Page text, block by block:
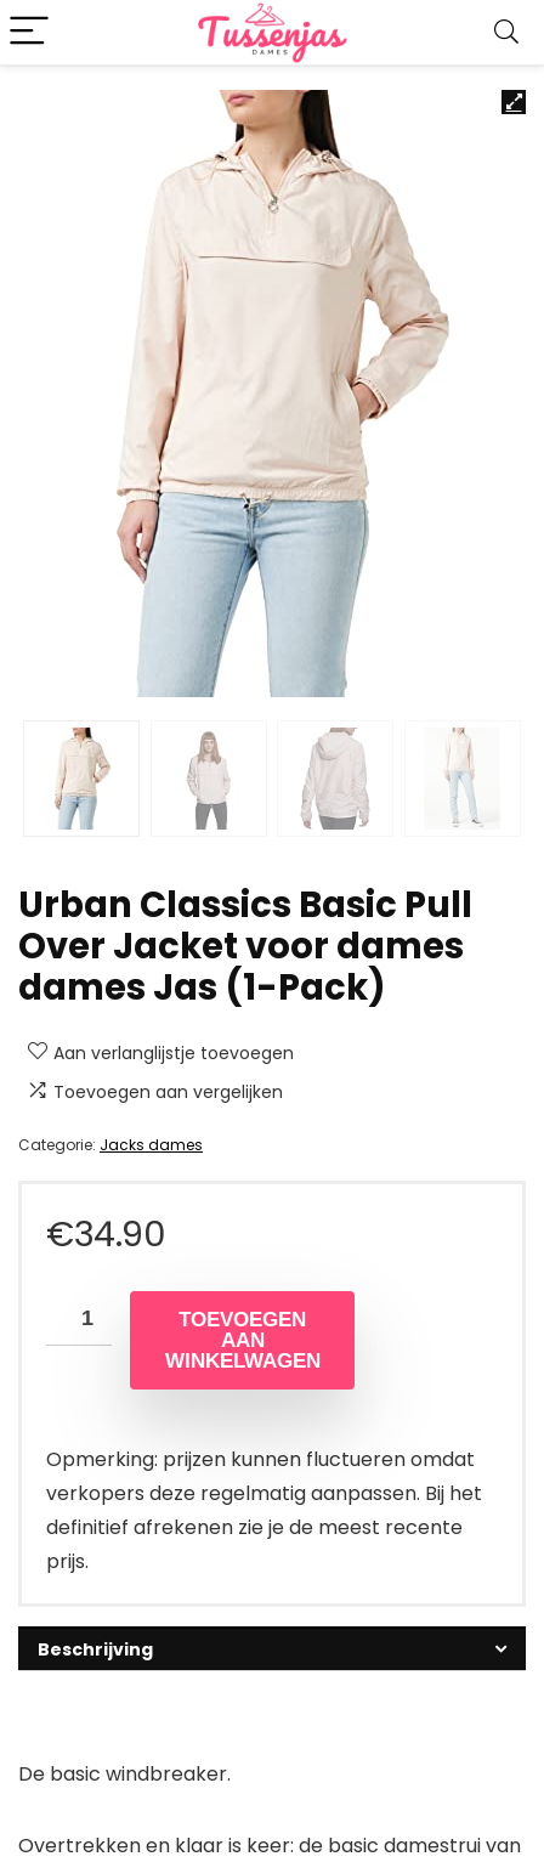
Urban Classics Basic Pull
Over Jacket voor dames
dames Jas (1-Pack)
Aan verlanglijstje toevoegen
Toevoegen aan vergelijken
Categorie: Jacks dames
€34.90
TOEVOEGEN
AAN
WINKELWAGEN
Opmerking: prijzen kunnen fluctueren omdat
verkopers deze regelmatig aanpassen. Bij het
definitief afrekenen zie je de meest recente
prijs.
Beschrijving
De basic windbreaker.
Overtrekken en klaar is keer: de basic damestrui van